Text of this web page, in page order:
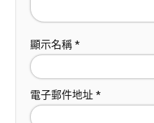
顯示名稱 *
電子郵件地址 *